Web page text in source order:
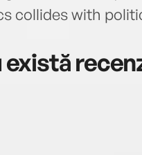
collides with